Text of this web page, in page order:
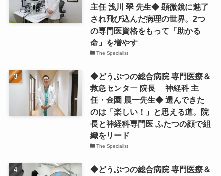
主任 浅川 翠 先生◆ 顕微鏡に魅了
され飛び込んだ病理の世界。2つ
の専門医資格をもって「助かる
命」を増やす
The Specialist
◆どうぶつの総合病院 専門医療＆
救急センター 院長 神経科 主
任・金園 晨一先生◆ 選んできた
のは「楽しい！」と思える道。院
長と神経科専門医 ふたつの顔で組
織をリード
The Specialist
◆どうぶつの総合病院 専門医療＆